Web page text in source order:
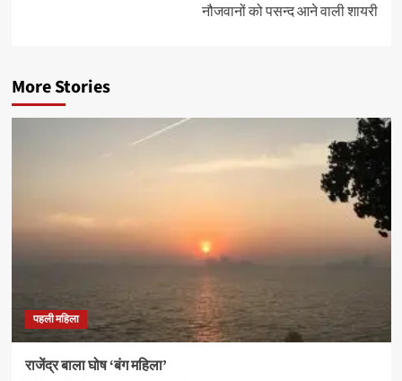
नौजवानों को पसन्द आने वाली शायरी
More Stories
पहली महिला
राजेंद्र बाला घोष ‘बंग महिला’